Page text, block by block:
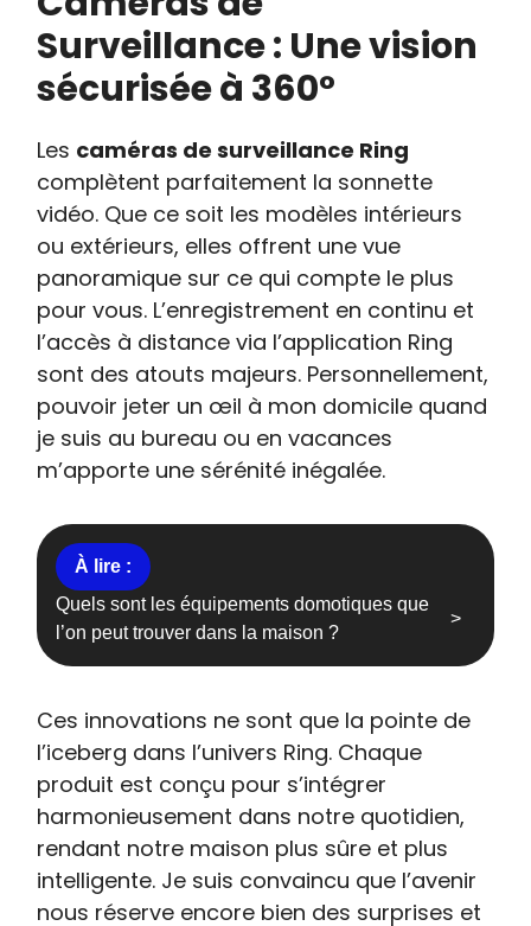
Surveillance : Une vision
sécurisée à 360°
Les caméras de surveillance Ring
complètent parfaitement la sonnette
vidéo. Que ce soit les modèles intérieurs
ou extérieurs, elles offrent une vue
panoramique sur ce qui compte le plus
pour vous. L’enregistrement en continu et
l’accès à distance via l’application Ring
sont des atouts majeurs. Personnellement,
pouvoir jeter un œil à mon domicile quand
je suis au bureau ou en vacances
m’apporte une sérénité inégalée.
Quels sont les équipements domotiques que
l’on peut trouver dans la maison ?
Ces innovations ne sont que la pointe de
l’iceberg dans l’univers Ring. Chaque
produit est conçu pour s’intégrer
harmonieusement dans notre quotidien,
rendant notre maison plus sûre et plus
intelligente. Je suis convaincu que l’avenir
nous réserve encore bien des surprises et